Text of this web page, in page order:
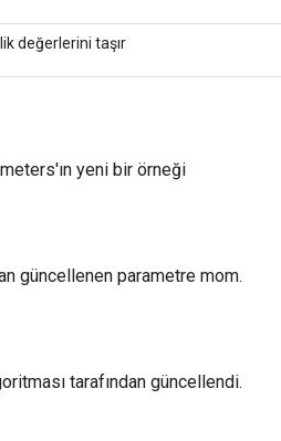
değerlerini taşır
yeni bir örneği
güncellenen parametre mom.
tarafından güncellendi.